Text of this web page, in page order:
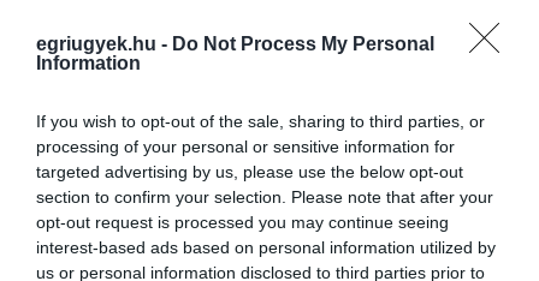
egriugyek.hu - Do Not Process My Personal
Information
If you wish to opt-out of the sale, sharing to third parties, or
processing of your personal or sensitive information for
targeted advertising by us, please use the below opt-out
section to confirm your selection. Please note that after your
opt-out request is processed you may continue seeing
interest-based ads based on personal information utilized by
us or personal information disclosed to third parties prior to
részesülnek. Mirkóczki szerint Eger akár a
amilyen éllovasa például a turizmusnak vagy a
gasztronómiának.
Mirkóczki leszögezte: a már futó
fejlesztések nem fognak leállni Egerben,